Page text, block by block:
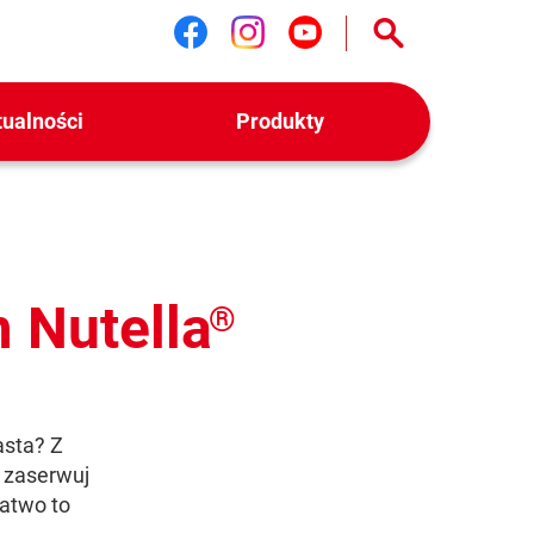
Śledź nas na facebook
Śledź nas na
Śledź nas na
Produkty
Nutella®
Z
to